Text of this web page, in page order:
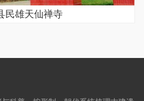
民雄天仙禅寺